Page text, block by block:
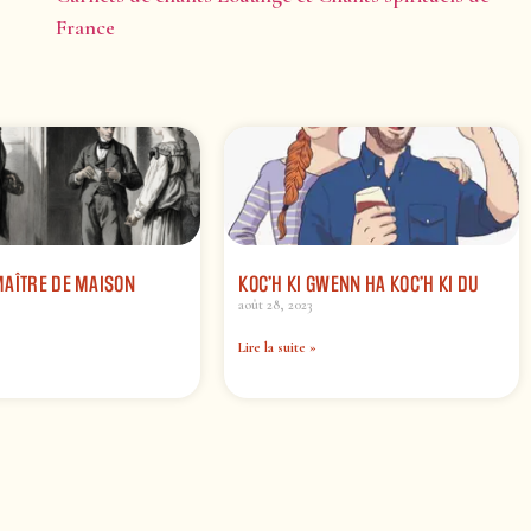
France
DE MAISON KOC’H KI GWENN HA KOC’H KI DU
août 28, 2023
Lire la suite »